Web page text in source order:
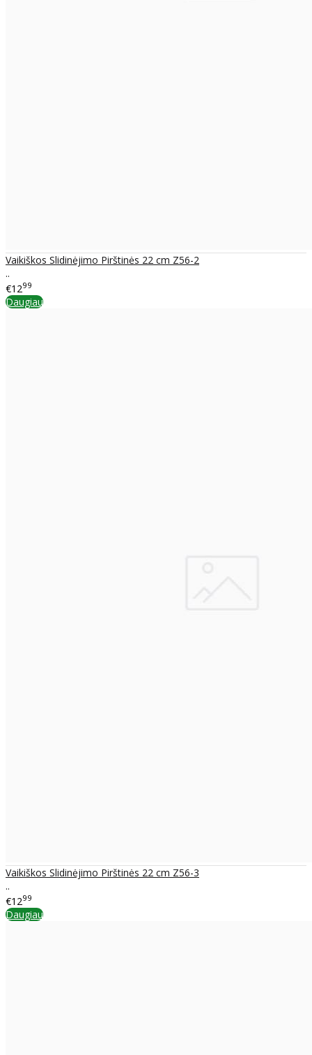
Vaikiškos Slidinėjimo Pirštinės 22 cm Z56-2
..
€1299
Daugiau
Vaikiškos Slidinėjimo Pirštinės 22 cm Z56-3
..
€1299
Daugiau